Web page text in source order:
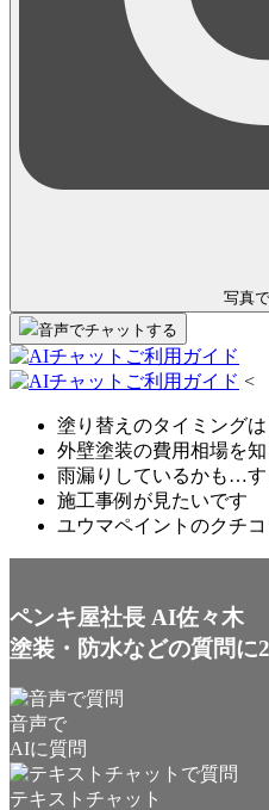
写真
音声でチャット する
<
塗り替えのタイミングは
外壁塗装の費用相場を
雨漏りしているかも…す
施工事例が見たいです
ユウマペイントのクチコ
ペンキ屋社長 AI佐々木
塗装・防水などの質問に
音声で
AIに質問
テキストチャット